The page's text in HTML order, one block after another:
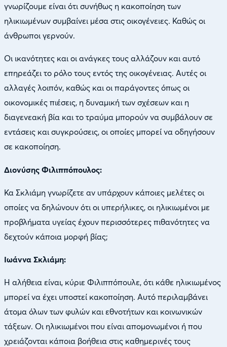
γνωρίζουμε είναι ότι συνήθως η κακοποίηση των
ηλικιωμένων συμβαίνει μέσα στις οικογένειες. Καθώς οι
άνθρωποι γερνούν.
Οι ικανότητες και οι ανάγκες τους αλλάζουν και αυτό
επηρεάζει το ρόλο τους εντός της οικογένειας. Αυτές οι
αλλαγές λοιπόν, καθώς και οι παράγοντες όπως οι
οικονομικές πιέσεις, η δυναμική των σχέσεων και η
διαγενεακή βία και το τραύμα μπορούν να συμβάλουν σε
εντάσεις και συγκρούσεις, οι οποίες μπορεί να οδηγήσουν
σε κακοποίηση.
Διονύσης Φιλιππόπουλος:
Κα Σκλιάμη γνωρίζετε αν υπάρχουν κάποιες μελέτες οι
οποίες να δηλώνουν ότι οι υπερήλικες, οι ηλικιωμένοι με
προβλήματα υγείας έχουν περισσότερες πιθανότητες να
δεχτούν κάποια μορφή βίας;
Ιωάννα Σκλιάμη:
Η αλήθεια είναι, κύριε Φιλιππόπουλε, ότι κάθε ηλικιωμένος
μπορεί να έχει υποστεί κακοποίηση. Αυτό περιλαμβάνει
άτομα όλων των φυλών και εθνοτήτων και κοινωνικών
τάξεων. Οι ηλικιωμένοι που είναι απομονωμένοι ή που
χρειάζονται κάποια βοήθεια στις καθημερινές τους